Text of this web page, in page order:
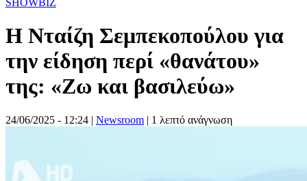
SHOWBIZ
Η Νταίζη Σεμπεκοπούλου για
την είδηση περί «θανάτου»
της: «Ζω και βασιλεύω»
24/06/2025 - 12:24 | Newsroom | 1 λεπτό ανάγνωση